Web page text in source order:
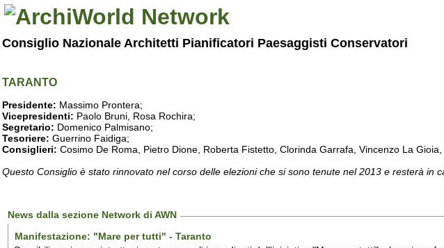
Consiglio Nazionale Architetti Pianificatori Paesaggisti Conservatori
TARANTO
Presidente: Massimo Prontera;
Vicepresidenti: Paolo Bruni, Rosa Rochira;
Segretario: Domenico Palmisano;
Tesoriere: Guerrino Faidiga;
Consiglieri: Cosimo De Roma, Pietro Dione, Roberta Fistetto, Clorinda Garrafa, Vincenzo La
Questo Consiglio è stato rinnovato nel corso delle elezioni che si sono tenute nel 2013 e resterà in
News dalla sezione Network di AWN
Manifestazione: "Mare per tutti" - Taranto